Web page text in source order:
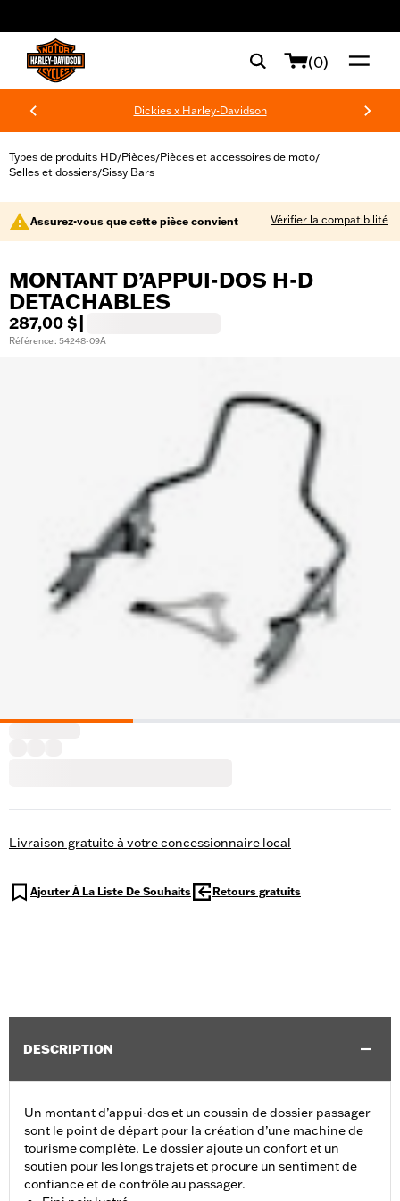
(0)
Dickies x Harley-Davidson
Types de produits HD/Pièces/Pièces et accessoires de moto/
Selles et dossiers/Sissy Bars
Assurez-vous que cette pièce convient Vérifier la compatibilité
MONTANT D’APPUI-DOS H-D
DETACHABLES
287,00 $
Référence : 54248-09A
Livraison gratuite à votre concessionnaire local
Ajouter À La Liste De Souhaits Retours gratuits
DESCRIPTION
Un montant d’appui-dos et un coussin de dossier passager
sont le point de départ pour la création d’une machine de
tourisme complète. Le dossier ajoute un confort et un
soutien pour les longs trajets et procure un sentiment de
confiance et de contrôle au passager.